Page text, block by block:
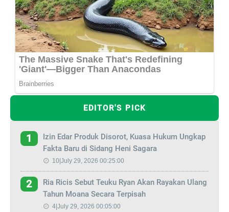
EDITOR'S PICK
1
Izin Edar Produk Disorot, Kuasa Hukum Ungkap
Fakta Baru di Sidang Heni Sagara
10|July 29, 2026 00:25:00
2
Ria Ricis Sebut Teuku Ryan Akan Rayakan Ulang
Tahun Moana Secara Terpisah
4|July 29, 2026 00:05:00